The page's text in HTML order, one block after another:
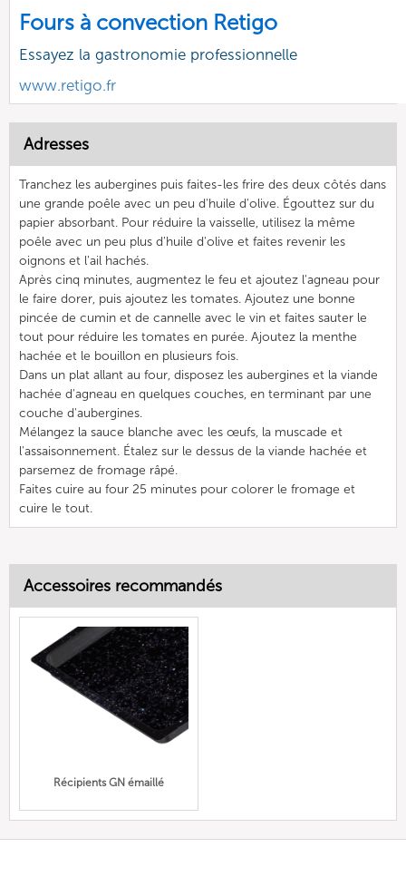
Fours à convection Retigo
Essayez la gastronomie professionnelle
www.retigo.fr
Adresses
Tranchez les aubergines puis faites-les frire des deux côtés dans
une grande poêle avec un peu d'huile d'olive. Égouttez sur du
papier absorbant. Pour réduire la vaisselle, utilisez la même
poêle avec un peu plus d'huile d'olive et faites revenir les
oignons et l'ail hachés.
Après cinq minutes, augmentez le feu et ajoutez l'agneau pour
le faire dorer, puis ajoutez les tomates. Ajoutez une bonne
pincée de cumin et de cannelle avec le vin et faites sauter le
tout pour réduire les tomates en purée. Ajoutez la menthe
hachée et le bouillon en plusieurs fois.
Dans un plat allant au four, disposez les aubergines et la viande
hachée d'agneau en quelques couches, en terminant par une
couche d'aubergines.
Mélangez la sauce blanche avec les œufs, la muscade et
l'assaisonnement. Étalez sur le dessus de la viande hachée et
parsemez de fromage râpé.
Faites cuire au four 25 minutes pour colorer le fromage et
cuire le tout.
Accessoires recommandés
Récipients GN émaillé